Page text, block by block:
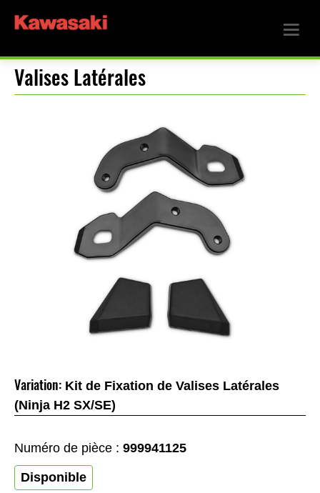
Valises Latérales
Variation: Kit de Fixation de Valises Latérales
(Ninja H2 SX/SE)
Numéro de pièce : 999941125
Disponible